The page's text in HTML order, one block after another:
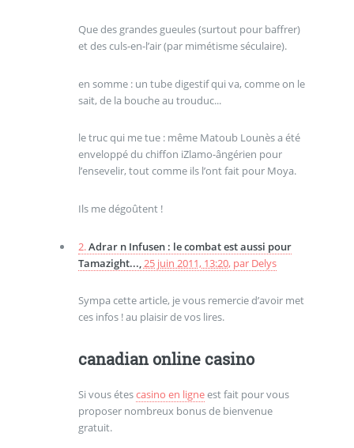
Que des grandes gueules (surtout pour baffrer)
et des culs-en-l’air (par mimétisme séculaire).
en somme : un tube digestif qui va, comme on le
sait, de la bouche au trouduc...
le truc qui me tue : même Matoub Lounès a été
enveloppé du chiffon iZlamo-ângérien pour
l’ensevelir, tout comme ils l’ont fait pour Moya.
Ils me dégoûtent !
2.Adrar n Infusen : le combat est aussi pour
Tamazight...,25 juin 2011, 13:20, par Delys
Sympa cette article, je vous remercie d’avoir met
ces infos ! au plaisir de vos lires.
canadian online casino
Si vous étescasino en ligneest fait pour vous
proposer nombreux bonus de bienvenue
gratuit.